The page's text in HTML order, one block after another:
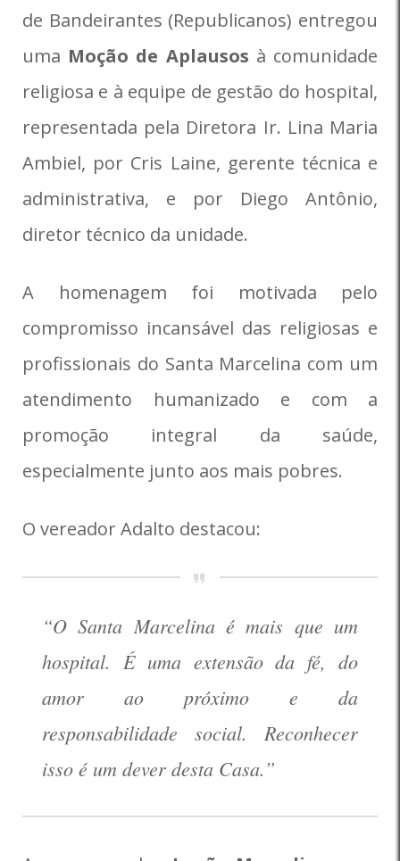
de Bandeirantes (Republicanos) entregou
uma Moção de Aplausos à comunidade
religiosa e à equipe de gestão do hospital,
representada pela Diretora Ir. Lina Maria
Ambiel, por Cris Laine, gerente técnica e
administrativa, e por Diego Antônio,
diretor técnico da unidade.
A homenagem foi motivada pelo
compromisso incansável das religiosas e
profissionais do Santa Marcelina com um
atendimento humanizado e com a
promoção integral da saúde,
especialmente junto aos mais pobres.
O vereador Adalto destacou:
“O Santa Marcelina é mais que um
hospital. É uma extensão da fé, do
amor ao próximo e da
responsabilidade social. Reconhecer
isso é um dever desta Casa.”